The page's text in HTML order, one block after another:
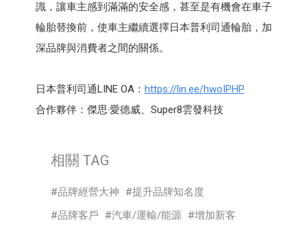
識，讓車主感到滿滿的安全感，甚至是有機會在車子
輪胎替換前，使車主繼續選擇日本普利司通輪胎，加
深品牌與消費者之間的關係。
日本普利司通LINE OA： https://lin.ee/hwoIPHP
合作夥伴：傑思·愛德威、Super8雲發科技
相關 TAG
品牌經營大神
提升品牌知名度
品牌客戶
汽車/運輸/能源
增加新客